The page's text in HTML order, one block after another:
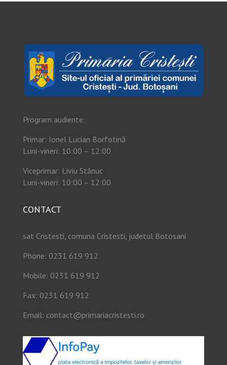
Program audiente:
Primar: Ionel Lucian Borfotină
Luni-vineri: 10:00 – 12:00
Viceprimar: Liviu Stănuc
Luni-vineri: 10:00 – 12:00
CONTACT
sat Cristesti, comuna Cristesti, judetul Botosani
Phone: 0231 619 912
Mobile: 0231 619 912
Fax: 0231 619 912
Email: contact@primariacristesti.ro